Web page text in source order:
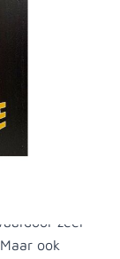
Dit
voor
twee keer wit
Dit
deze planken
de originele
zeer
ook